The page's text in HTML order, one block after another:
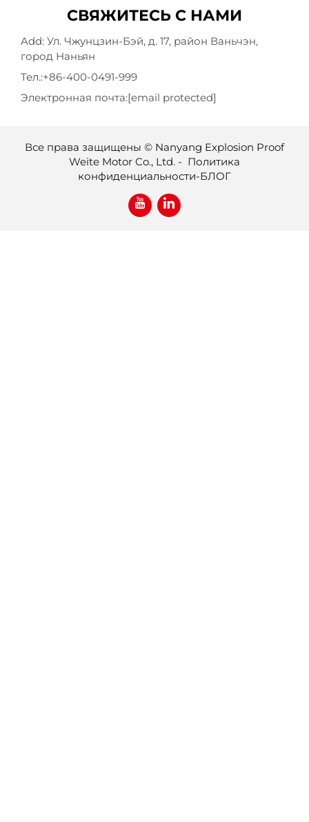
СВЯЖИТЕСЬ С НАМИ
Add: Ул. Чжунцзин-Бэй, д. 17, район Ваньчэн,
город Наньян
Тел.:+86-400-0491-999
Электронная почта:[email protected]
Все права защищены © Nanyang Explosion Proof
Weite Motor Co., Ltd. - Политика
конфиденциальности-БЛОГ